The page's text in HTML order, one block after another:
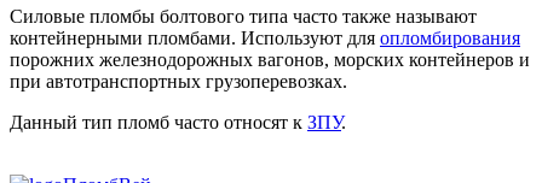
Силовые пломбы болтового типа часто также называют
контейнерными пломбами. Используют для опломбирования
порожних железнодорожных вагонов, морских контейнеров и
при автотранспортных грузоперевозках.
Данный тип пломб часто относят к ЗПУ.